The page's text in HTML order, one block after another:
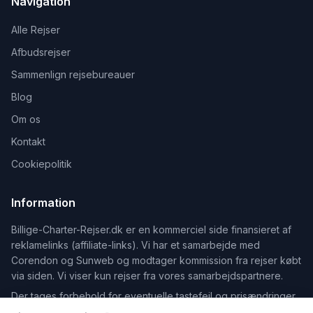
Alle Rejser
Afbudsrejser
Sammenlign rejsebureauer
Blog
Om os
Kontakt
Cookiepolitik
Information
Billige-Charter-Rejser.dk er en kommerciel side finansieret af
reklamelinks (affiliate-links). Vi har et samarbejde med
Corendon og Sunweb og modtager kommission fra rejser købt
via siden. Vi viser kun rejser fra vores samarbejdspartnere.
Der tages forbehold for eventuelle tastefejl og prisændringer.